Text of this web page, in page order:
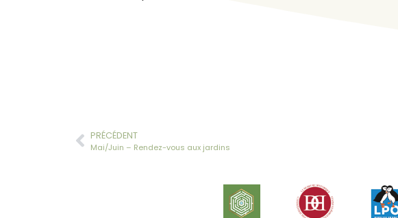
PRÉCÉDENT
Mai/Juin – Rendez-vous aux jardins